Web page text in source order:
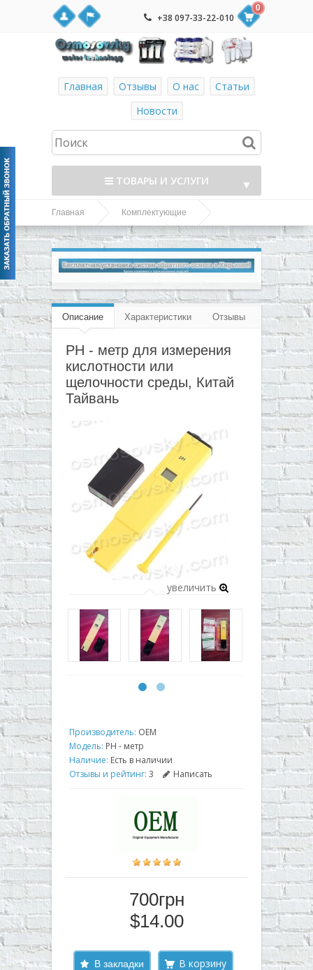
+38 097-33-22-010
0
Главная Отзывы О нас
Статьи
Новости
ТОВАРЫ И УСЛУГИ ▼
▼
▼
▼
▼
Главная Комплектующие
TDS - метры и PH - метры PH - метр для
измерения кислотности или щелочности среды
Описание Характеристики Отзывы
PH - метр для измерения
кислотности или
щелочности среды, Китай
Тайвань
увеличить
Производитель: OEM
Модель: PH - метр
Наличие: Есть в наличии
Отзывы и рейтинг: 3 Написать
700грн
$14.00
В закладки